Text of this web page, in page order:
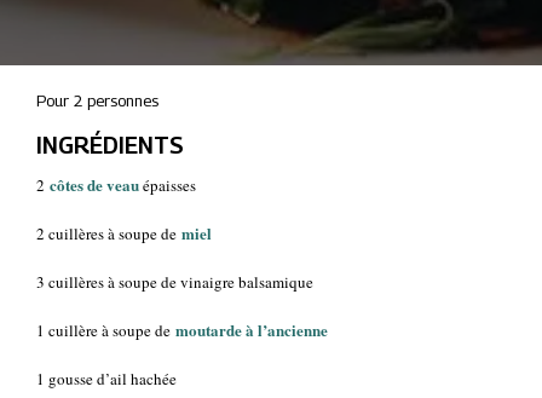
Pour 2 personnes
INGRÉDIENTS
2 côtes de veauépaisses
2 cuillères à soupe de miel
3 cuillères à soupe de vinaigre balsamique
1 cuillère à soupe de moutarde à l’ancienne
1 gousse d’ail hachée